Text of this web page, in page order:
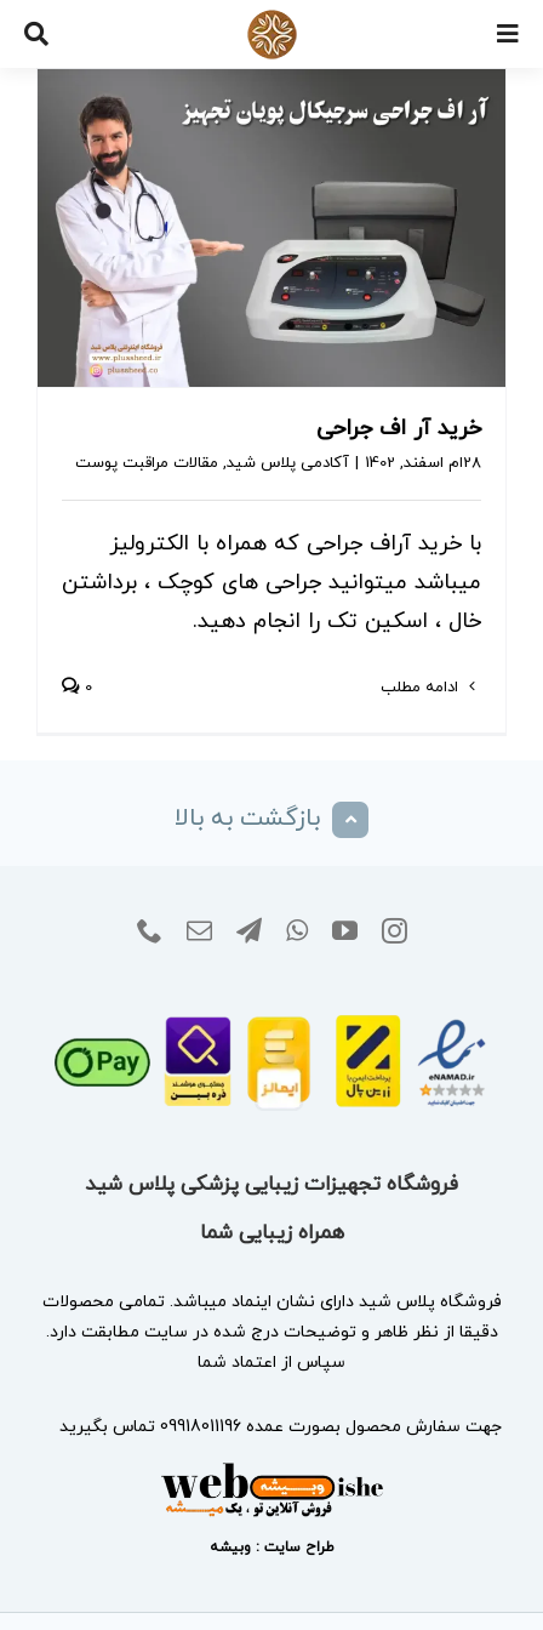
Skip
content
خرید آر اف جراحی
28ام اسفند, 1402 آکادمی پلاس شید, مقالات مراقبت پوست
با خرید آراف جراحی که همراه با الکترولیز
میباشد میتوانید جراحی های کوچک ، برداشتن
خال ، اسکین تک را انجام دهید.
ادامه مطلب 0
بازگشت به بالا
فروشگاه تجهیزات زیبایی پزشکی پلاس شید
همراه زیبایی شما
فروشگاه پلاس شید دارای نشان اینماد میباشد. تمامی محصولات
دقیقا از نظر ظاهر و توضیحات درج شده در سایت مطابقت دارد.
سپاس از اعتماد شما
جهت سفارش محصول بصورت عمده 09918011196 تماس بگیرید
طراح سایت : وبیشه